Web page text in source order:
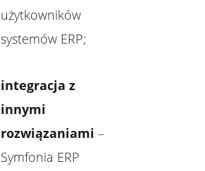
użytkowników
systemów ERP;
integracja z
innymi
rozwiązaniami –
Symfonia ERP